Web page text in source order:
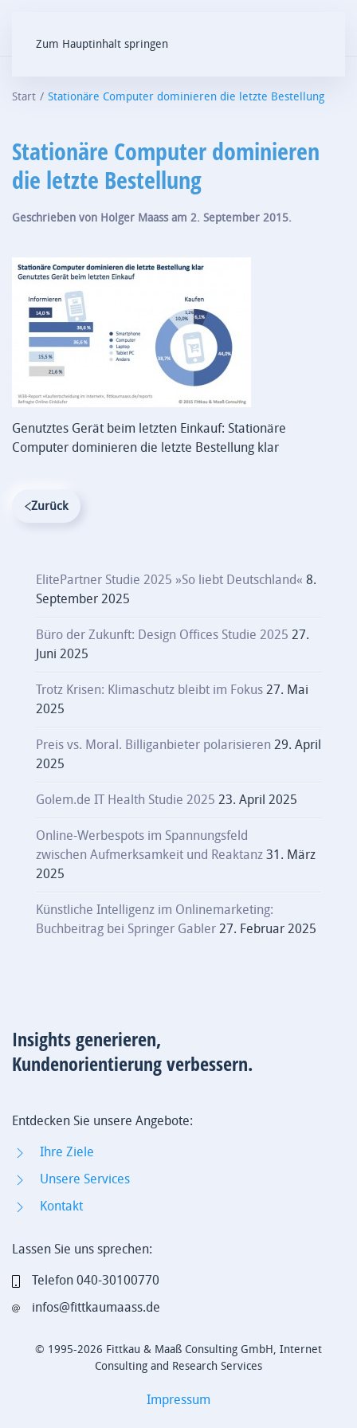
Zum Hauptinhalt springen
Start Stationäre Computer dominieren die letzte Bestellung
Stationäre Computer dominieren
die letzte Bestellung
Geschrieben von Holger Maassam 2. September 2015.
Genutztes Gerät beim letzten Einkauf: Stationäre
Computer dominieren die letzte Bestellung klar
Zurück
ElitePartner Studie 2025 »So liebt Deutschland« 8.
September 2025
Büro der Zukunft: Design Offices Studie 2025 27.
Juni 2025
Trotz Krisen: Klimaschutz bleibt im Fokus 27. Mai
2025
Preis vs. Moral. Billiganbieter polarisieren 29. April
2025
Golem.de IT Health Studie 2025 23. April 2025
Online-Werbespots im Spannungsfeld
zwischen Aufmerksamkeit und Reaktanz 31. März
2025
Künstliche Intelligenz im Onlinemarketing:
Buchbeitrag bei Springer Gabler 27. Februar 2025
Insights generieren,
Kundenorientierung verbessern.
Entdecken Sie unsere Angebote:
Ihre Ziele
Unsere Services
Kontakt
Lassen Sie uns sprechen:
Telefon 040-30100770
infos@fittkaumaass.de
© 1995-2026 Fittkau & Maaß Consulting GmbH, Internet
Consulting and Research Services
Impressum